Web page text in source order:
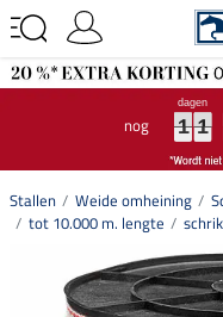
nog 1
1
1
1 1
1
1
1
Stallen Weide omheining
tot 10.000 m. lengte